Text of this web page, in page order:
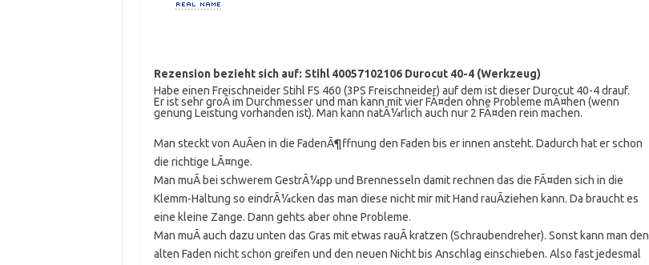
Rezension bezieht sich auf: Stihl 40057102106 Durocut 40-4 (Werkzeug)
Habe einen Freischneider Stihl FS 460 (3PS Freischneider) auf dem ist dieser Durocut 40-4 drauf.
Er ist sehr groÃ im Durchmesser und man kann mit vier FÃ¤den ohne Probleme mÃ¤hen (wenn
genung Leistung vorhanden ist). Man kann natÃ¼rlich auch nur 2 FÃ¤den rein machen.
Man steckt von AuÃen in die FadenÃ¶ffnung den Faden bis er innen ansteht. Dadurch hat er schon
die richtige LÃ¤nge.
Man muÃ bei schwerem GestrÃ¼pp und Brennesseln damit rechnen das die FÃ¤den sich in die
Klemm-Haltung so eindrÃ¼cken das man diese nicht mir mit Hand rauÃziehen kann. Da braucht es
eine kleine Zange. Dann gehts aber ohne Probleme.
Man muÃ auch dazu unten das Gras mit etwas rauÃ kratzen (Schraubendreher). Sonst kann man den
alten Faden nicht schon greifen und den neuen Nicht bis Anschlag einschieben. Also fast jedesmal